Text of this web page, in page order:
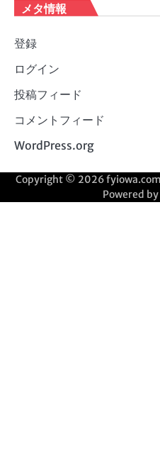
メタ情報
登録
ログイン
投稿フィード
コメントフィード
WordPress.org
Copyright © 2026fyiowa.com
Powered by